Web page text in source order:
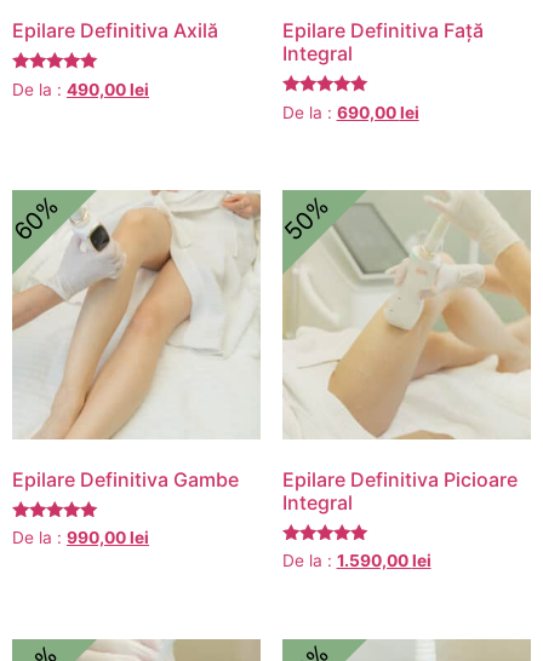
Epilare Definitiva Axilă
Evaluat la
5.00
De la : 490,00lei
Epilare Definitiva Față
Integral
Evaluat la
5.00
De la : 690,00lei
60%
Epilare Definitiva Gambe
Evaluat la
5.00
De la : 990,00lei
50%
Epilare Definitiva Picioare
Integral
Evaluat la
5.00
De la : 1.590,00lei